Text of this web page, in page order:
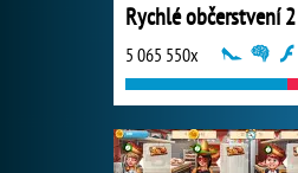
Rychlé občerstvení 2
5 065 550x